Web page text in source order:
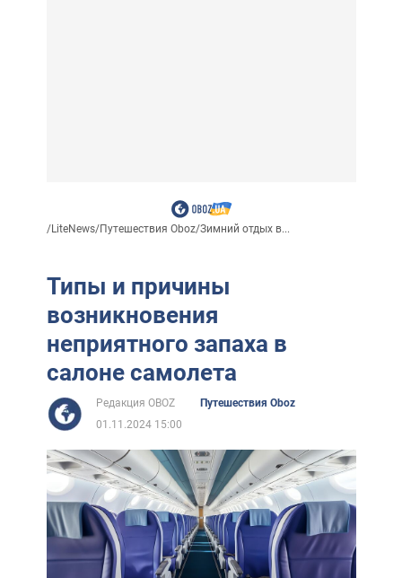
/LiteNews/Путешествия Oboz/Зимний отдых в...
Типы и причины
возникновения
неприятного запаха в
салоне самолета
Редакция OBOZ
Путешествия Oboz
01.11.2024 15:00